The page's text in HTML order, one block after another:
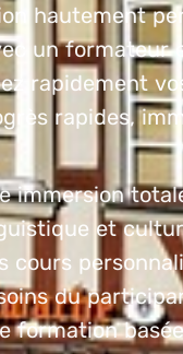
hautement
un formateur
rapidement
rapides,
immersion
et
cours
du
formation